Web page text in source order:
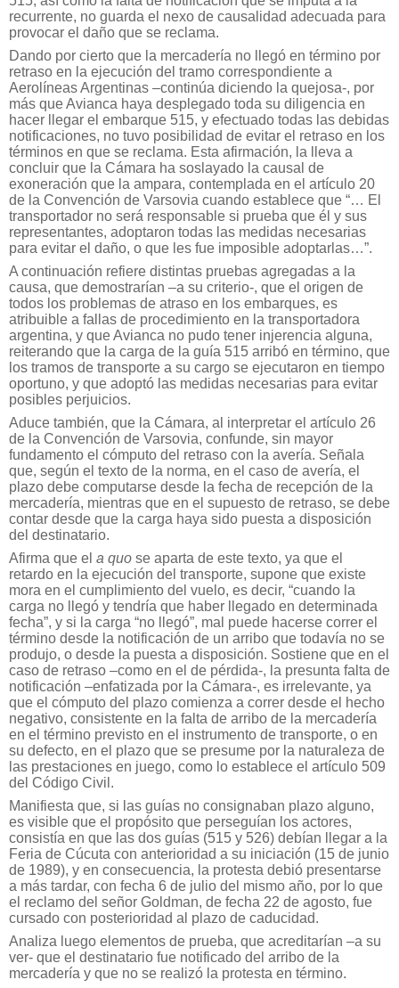
recurrente, no guarda el nexo de causalidad adecuada para
provocar el daño que se reclama.
Dando por cierto que la mercadería no llegó en término por
retraso en la ejecución del tramo correspondiente a
Aerolíneas Argentinas –continúa diciendo la quejosa-, por
más que Avianca haya desplegado toda su diligencia en
hacer llegar el embarque 515, y efectuado todas las debidas
notificaciones, no tuvo posibilidad de evitar el retraso en los
términos en que se reclama. Esta afirmación, la lleva a
concluir que la Cámara ha soslayado la causal de
exoneración que la ampara, contemplada en el artículo 20
de la Convención de Varsovia cuando establece que “… El
transportador no será responsable si prueba que él y sus
representantes, adoptaron todas las medidas necesarias
para evitar el daño, o que les fue imposible adoptarlas…”.
A continuación refiere distintas pruebas agregadas a la
causa, que demostrarían –a su criterio-, que el origen de
todos los problemas de atraso en los embarques, es
atribuible a fallas de procedimiento en la transportadora
argentina, y que Avianca no pudo tener injerencia alguna,
reiterando que la carga de la guía 515 arribó en término, que
los tramos de transporte a su cargo se ejecutaron en tiempo
oportuno, y que adoptó las medidas necesarias para evitar
posibles perjuicios.
Aduce también, que la Cámara, al interpretar el artículo 26
de la Convención de Varsovia, confunde, sin mayor
fundamento el cómputo del retraso con la avería. Señala
que, según el texto de la norma, en el caso de avería, el
plazo debe computarse desde la fecha de recepción de la
mercadería, mientras que en el supuesto de retraso, se debe
contar desde que la carga haya sido puesta a disposición
del destinatario.
Afirma que el a quo se aparta de este texto, ya que el
retardo en la ejecución del transporte, supone que existe
mora en el cumplimiento del vuelo, es decir, “cuando la
carga no llegó y tendría que haber llegado en determinada
fecha”, y si la carga “no llegó”, mal puede hacerse correr el
término desde la notificación de un arribo que todavía no se
produjo, o desde la puesta a disposición. Sostiene que en el
caso de retraso –como en el de pérdida-, la presunta falta de
notificación –enfatizada por la Cámara-, es irrelevante, ya
que el cómputo del plazo comienza a correr desde el hecho
negativo, consistente en la falta de arribo de la mercadería
en el término previsto en el instrumento de transporte, o en
su defecto, en el plazo que se presume por la naturaleza de
las prestaciones en juego, como lo establece el artículo 509
del Código Civil.
Manifiesta que, si las guías no consignaban plazo alguno,
es visible que el propósito que perseguían los actores,
consistía en que las dos guías (515 y 526) debían llegar a la
Feria de Cúcuta con anterioridad a su iniciación (15 de junio
de 1989), y en consecuencia, la protesta debió presentarse
a más tardar, con fecha 6 de julio del mismo año, por lo que
el reclamo del señor Goldman, de fecha 22 de agosto, fue
cursado con posterioridad al plazo de caducidad.
Analiza luego elementos de prueba, que acreditarían –a su
ver- que el destinatario fue notificado del arribo de la
mercadería y que no se realizó la protesta en término.